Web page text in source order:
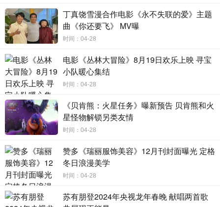
撞出美妙的火花，让每一款车不仅拥有自己独特的魅力，让
不同年龄阶段的用户都找到喜欢的艺术设计，从视觉上提升
用户骑行体验，势必引发新一轮的色彩骑行风暴。
前沿的爱玛，持续通过色彩美学，赋予电动车深层次的使用
价值，带来更具个性时尚的骑行生活。
在竞争日益激烈的市场环境下，用户消费需求更加多
元、细分，通过打造丰富的产品矩阵，满足不同用户需求，
才能掌握市场主动权。
爱玛深耕电动车行业多年，一直将更多的精力放在产业
设计和技术创新上。爱玛始终坚持“用户至上”的理念，把时尚
理念融入产品当中，用丰富的产品和先进的工业设计，颠覆
人们对电动车的传统印象。爱玛通过不断推陈出新，进行差
异化突围，满足不同人群需求，这也是爱玛这一行业巨头能
丁真饶雪漫合作电影《永不失联的爱》主题
曲《你还要飞》 MV曝
时间：04-28
电影《丛林大冒险》8月19日欢乐上映 寻宝
小队暖心集结
时间：04-28
《贝肯熊：火星任务》曝新预告 贝肯熊和火
星怪物解锁另类友情
时间：04-28
赞多《瑞丽服饰美容》12月刊封面曝光 定格
冬日浪漫美学
时间：04-28
苏有朋登2024年央视龙年春晚 献唱两首歌